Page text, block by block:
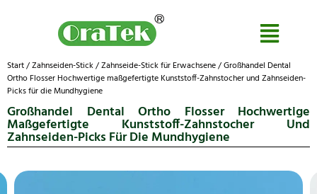
Start/Zahnseiden-Stick/Zahnseide-Stick für Erwachsene/ Großhandel Dental
Ortho Flosser Hochwertige maßgefertigte Kunststoff-Zahnstocher und Zahnseiden-
Picks für die Mundhygiene
Großhandel Dental Ortho Flosser Hochwertige
Maßgefertigte Kunststoff-Zahnstocher Und
Zahnseiden-Picks Für Die Mundhygiene